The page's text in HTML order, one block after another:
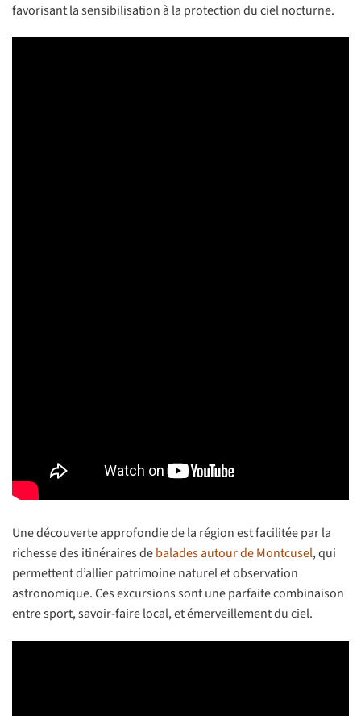
favorisant la sensibilisation à la protection du ciel nocturne.
Une découverte approfondie de la région est facilitée par la
richesse des itinéraires debalades autour de Montcusel, qui
permettent d’allier patrimoine naturel et observation
astronomique. Ces excursions sont une parfaite combinaison
entre sport, savoir-faire local, et émerveillement du ciel.